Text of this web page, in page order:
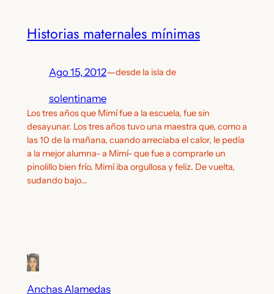
Historias maternales mínimas
Ago 15, 2012—desde la isla de
solentiname
Los tres años que Mimí fue a la escuela, fue sin
desayunar. Los tres años tuvo una maestra que, como a
las 10 de la mañana, cuando arreciaba el calor, le pedía
a la mejor alumna- a Mimí- que fue a comprarle un
pinolillo bien frío. Mimí iba orgullosa y feliz. De vuelta,
sudando bajo…
Anchas Alamedas